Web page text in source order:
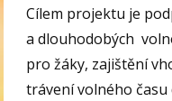
Cílem projektu je
a dlouhodobých
pro žáky, zajištění
trávení volného času